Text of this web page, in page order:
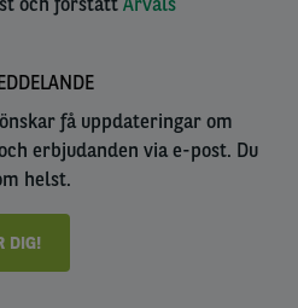
få uppdateringar om
erbjudanden via e-post. Du
helst.